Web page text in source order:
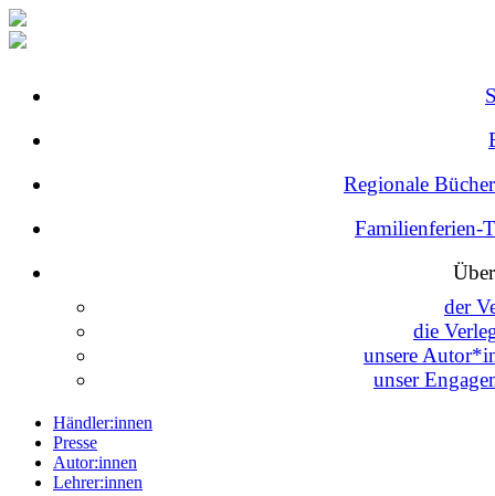
Regionale
Familienferien-
der
die
unsere
unser
Händler:innen
Presse
Autor:innen
Lehrer:innen